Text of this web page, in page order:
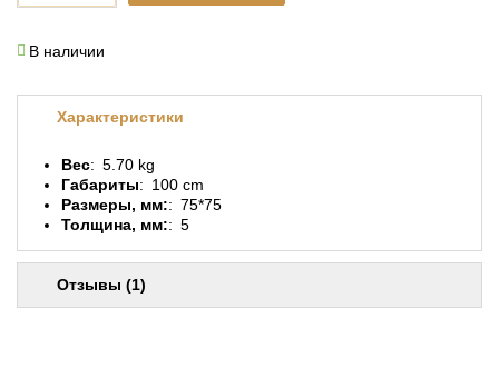
В наличии
Характеристики
Вес
5.70 kg
Габариты
100 cm
Размеры, мм:
75*75
Толщина, мм:
5
Отзывы (1)